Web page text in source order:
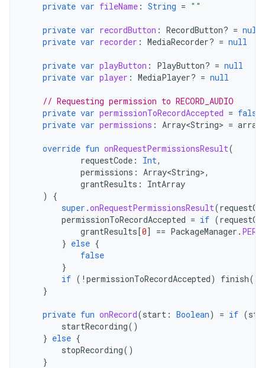
private var fileName : String = ""
private var recordButton : RecordButton? = null
private var recorder : MediaRecorder? = null
private var playButton : PlayButton? = null
private var player : MediaPlayer? = null
// Requesting permission to RECORD_AUDIO
private var permissionToRecordAccepted = false
private var permissions : Array<String> =
override fun onRequestPermissionsResult(
requestCode : Int,
permissions : Array<String>,
grantResults :
IntArray
)
{
super .onRequestPermissionsResult(
permissionToRecordAccepted = if (
grantResults[0] == PackageManager .
} else {
false
}
if ( ! permissionToRecordAccepted) finish()
}
private fun onRecord(start : Boolean) = if (
startRecording()
} else {
stopRecording()
}